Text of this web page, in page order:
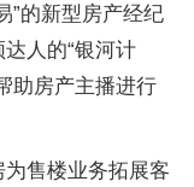
”的新型房产经纪
人的“银河计
助房产主播进行
售楼业务拓展客